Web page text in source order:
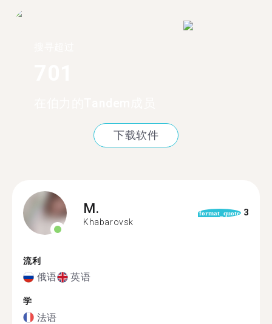
下载软件
M.
Khabarovsk
format_quote 3
流利
俄语 英语
学
法语